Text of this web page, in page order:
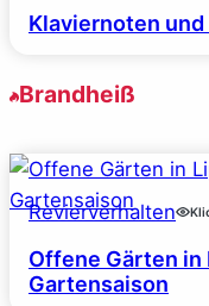
Klaviernoten
Brandheiß
Revierverhalten
Offene Gärten in
Gartensaison